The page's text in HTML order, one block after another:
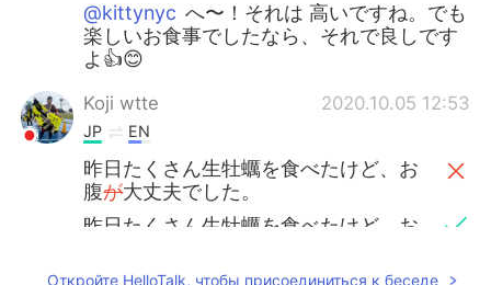
@kittynyc へ〜！それは 高いですね。でも
楽しいお食事でしたなら、それで良しです
よ👍😊
Koji wtte 2020.10.05 12:53
JP EN
昨日たくさん生牡蠣を食べたけど、お
腹が大丈夫でした。
昨日たくさん生牡蠣を食べたけど、お
Откройте HelloTalk, чтобы присоединиться к беседе